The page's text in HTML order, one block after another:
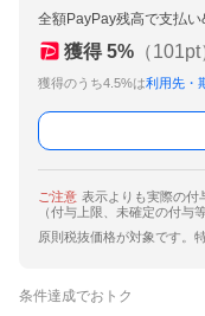
全額PayPay残高で支払
獲得 5% （101pt
獲得のうち4.5%は利用先・
ご注意 表示よりも実際の付
（付与上限、未確定の付与等
原則税抜価格が対象です。
条件達成でおトク